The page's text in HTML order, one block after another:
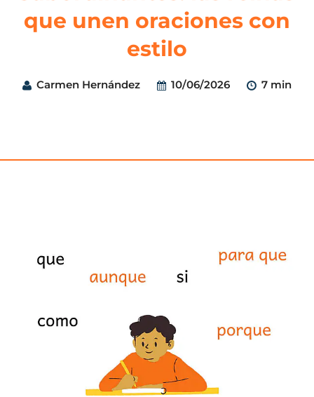
que unen oraciones con
estilo
Carmen Hernández 10/06/2026 7 min